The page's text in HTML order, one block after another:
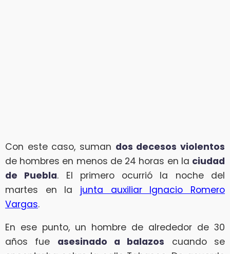
Con este caso, suman dos decesos violentos
de hombres en menos de 24 horas en la ciudad
de Puebla. El primero ocurrió la noche del
martes en la junta auxiliar Ignacio Romero
Vargas.
En ese punto, un hombre de alrededor de 30
años fue asesinado a balazos cuando se